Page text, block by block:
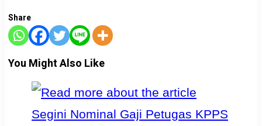
Share
You Might Also Like